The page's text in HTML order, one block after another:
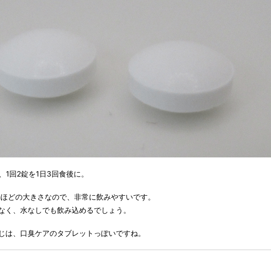
1回2錠を1日3回食後に。
どの大きさなので、非常に飲みやすいです。
く、水なしでも飲み込めるでしょう。
は、口臭ケアのタブレットっぽいですね。